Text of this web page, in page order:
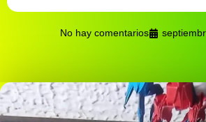
No hay comentarios